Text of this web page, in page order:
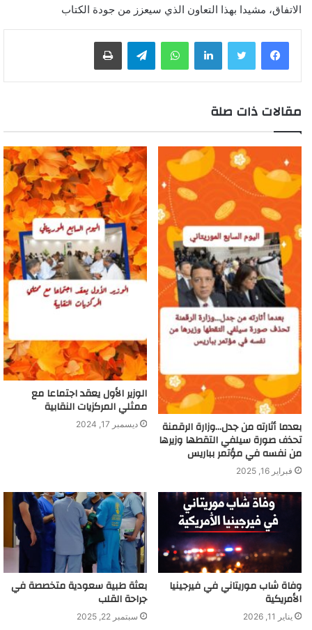
الاتفاق، مشيدا بهذا التعاون الذي سيعزز من جودة الكتاب
لينكدإن واتساب
مقالات ذات صلة
بعدما أثارته من جدل…وزارة الرقمنة
تحذف صورة سيلفي التقطها وزيرها
من نفسه في مؤتمر بباريس
فبراير 16, 2025
الوزير الأول يعقد اجتماعا مع
ممثلي المركزيات النقابية
ديسمبر 17, 2024
وفاة شاب موريتاني في فيرجينيا
الأمريكية
يناير 11, 2026
بعثة طبية سعودية متخصصة في
جراحة القلب
سبتمبر 22, 2025